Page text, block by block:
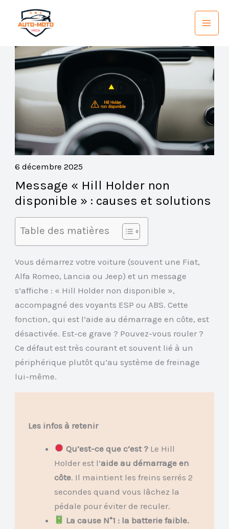
contenu
6 décembre 2025
Message « Hill Holder non
disponible » : causes et solutions
Table des matières
Vous démarrez votre voiture (souvent une Fiat,
Alfa Romeo, Lancia ou Jeep) et un message
s’affiche : « Hill Holder non disponible »,
accompagné des voyants ESP ou ABS. Cette
fonction, qui est l’aide au démarrage en côte, est
désactivée. Est-ce grave ? Pouvez-vous rouler ?
Ce défaut est très courant et souvent lié à un
périphérique plutôt qu’au système de freinage
lui-même.
Les infos à retenir
Qu’est-ce que c’est ? Le Hill
Holder est l’aide au démarrage en
côte. Il maintient les freins serrés 2
secondes quand vous lâchez la
pédale pour éviter de reculer.
La cause N°1 : la batterie faible.